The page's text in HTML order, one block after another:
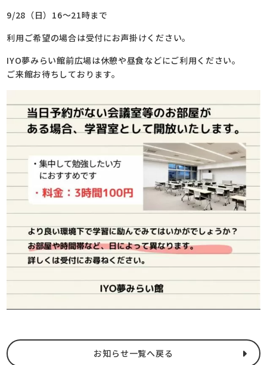
9/28（日）16～21時まで
利用ご希望の場合は受付にお声掛けください。
IYO夢みらい館前広場は休憩や昼食などにご利用ください。
ご来館お待ちしております。
お知らせ一覧へ戻る